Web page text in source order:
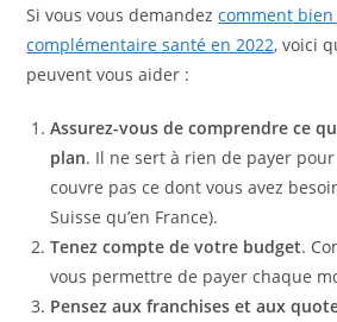
Si vous vous demandezcomment
complémentaire santé en 2022, voici
peuvent vous aider :
Assurez-vous de comprendre ce
plan. Il ne sert à rien de payer
couvre pas ce dont vous avez
Suisse qu’en France).
Tenez compte de votre budget.
vous permettre de payer chaque
Pensez aux franchises et aux